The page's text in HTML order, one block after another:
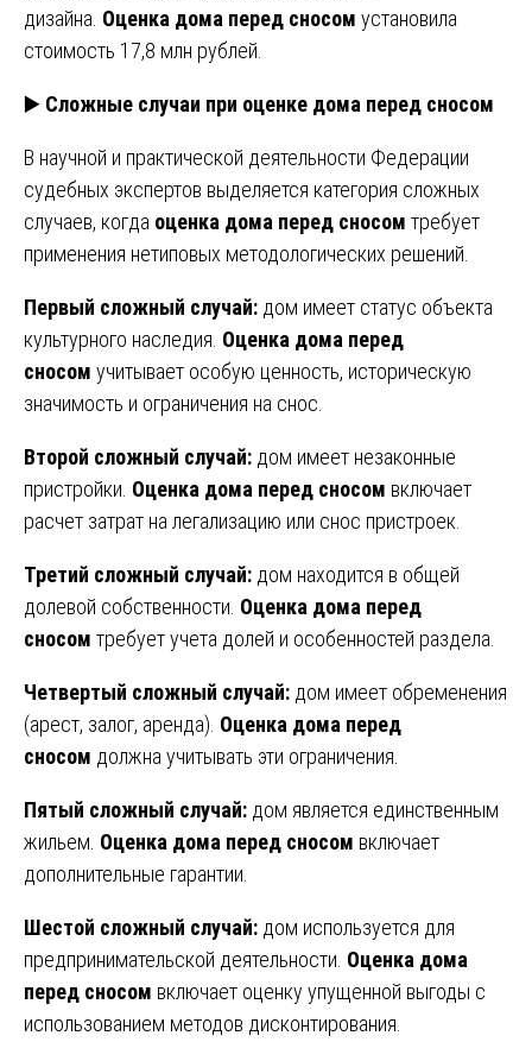
дизайна. Оценка дома перед сносом установила
стоимость 17,8 млн рублей.
▶️ Сложные случаи при оценке дома перед сносом
В научной и практической деятельности Федерации
судебных экспертов выделяется категория сложных
случаев, когда оценка дома перед сносом требует
применения нетиповых методологических решений.
Первый сложный случай: дом имеет статус объекта
культурного наследия. Оценка дома перед
сносом учитывает особую ценность, историческую
значимость и ограничения на снос.
Второй сложный случай: дом имеет незаконные
пристройки. Оценка дома перед сносом включает
расчет затрат на легализацию или снос пристроек.
Третий сложный случай: дом находится в общей
долевой собственности. Оценка дома перед
сносом требует учета долей и особенностей раздела.
Четвертый сложный случай: дом имеет обременения
(арест, залог, аренда). Оценка дома перед
сносом должна учитывать эти ограничения.
Пятый сложный случай: дом является единственным
жильем. Оценка дома перед сносом включает
дополнительные гарантии.
Шестой сложный случай: дом используется для
предпринимательской деятельности. Оценка дома
перед сносом включает оценку упущенной выгоды с
использованием методов дисконтирования.